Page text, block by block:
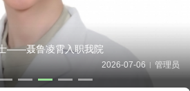
士——聂鲁凌霄入职我院
2026-07-06 | 管理员